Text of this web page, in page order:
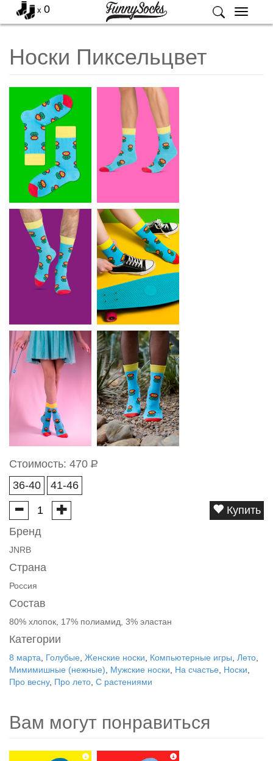
Меню
x 0
Носки Пиксельцвет
Стоимость: 470 Р
36-40
41-46
Купить
Бренд
JNRB
Страна
Россия
Состав
80% хлопок, 17% полиамид, 3% эластан
Категории
8 марта Голубые Женские носки Компьютерные игры Лето
Мимимишные (нежные)
Мужские носки На счастье Носки
Про весну, Про лето С растениями
Вам могут понравиться